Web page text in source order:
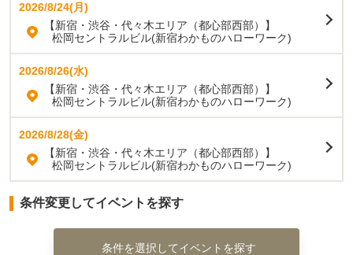
2026/8/24(月)
【新宿・渋谷・代々木エリア（都心部西部）】
松岡セントラルビル(新宿わかものハローワーク)
2026/8/26(水)
【新宿・渋谷・代々木エリア（都心部西部）】
松岡セントラルビル(新宿わかものハローワーク)
2026/8/28(金)
【新宿・渋谷・代々木エリア（都心部西部）】
松岡セントラルビル(新宿わかものハローワーク)
条件変更してイベントを探す
条件を選択してイベントを探す